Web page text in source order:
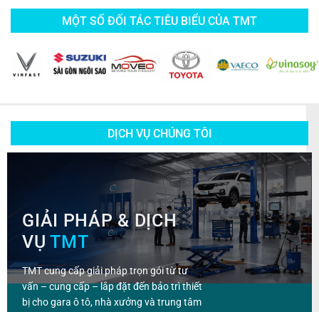
MỘT SỐ ĐỐI TÁC TIÊU BIỂU CỦA TMT
DỊCH VỤ CHÚNG TÔI
GIẢI PHÁP & DỊCH
VỤTMT
TMT cung cấp giải pháp trọn gói từ tư
vấn – cung cấp – lắp đặt đến bảo trì thiết
bị cho gara ô tô, nhà xưởng và trung tâm